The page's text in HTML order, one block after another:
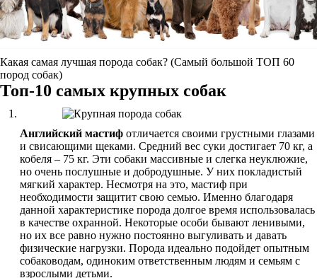
Какая самая лучшая порода собак? (Самый большой ТОП 60
пород собак)
Топ-10 самых крупных собак
Английский мастиф отличается своими грустными глазами
и свисающими щеками. Средний вес суки достигает 70 кг, а
кобеля – 75 кг. Эти собаки массивные и слегка неуклюжие,
но очень послушные и добродушные. У них покладистый
мягкий характер. Несмотря на это, мастиф при
необходимости защитит свою семью. Именно благодаря
данной характеристике порода долгое время использовалась
в качестве охранной. Некоторые особи бывают ленивыми,
но их все равно нужно постоянно выгуливать и давать
физические нагрузки. Порода идеально подойдет опытным
собаководам, одиноким ответственным людям и семьям с
взрослыми детьми.